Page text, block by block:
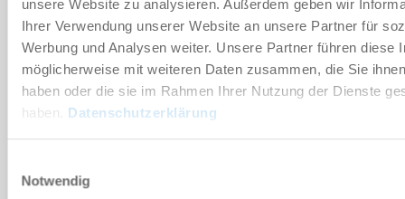
unsere Website zu analysieren. Außerdem geben wir
Ihrer Verwendung unserer Website an unsere Partner für
Werbung und Analysen weiter. Unsere Partner führen diese
möglicherweise mit weiteren Daten zusammen, die Sie
haben oder die sie im Rahmen Ihrer Nutzung der Dienste
haben. Datenschutzerklärung
Notwendig
Technische Daten